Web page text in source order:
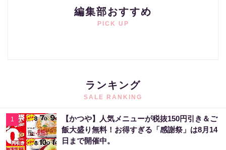
編集部おすすめ
PICK UP
ランキング
SALE RANKING
1
【かつや】人気メニューが税抜150円引き＆ご
飯大盛り無料！お得すぎる「感謝祭」は8月14
日まで開催中。